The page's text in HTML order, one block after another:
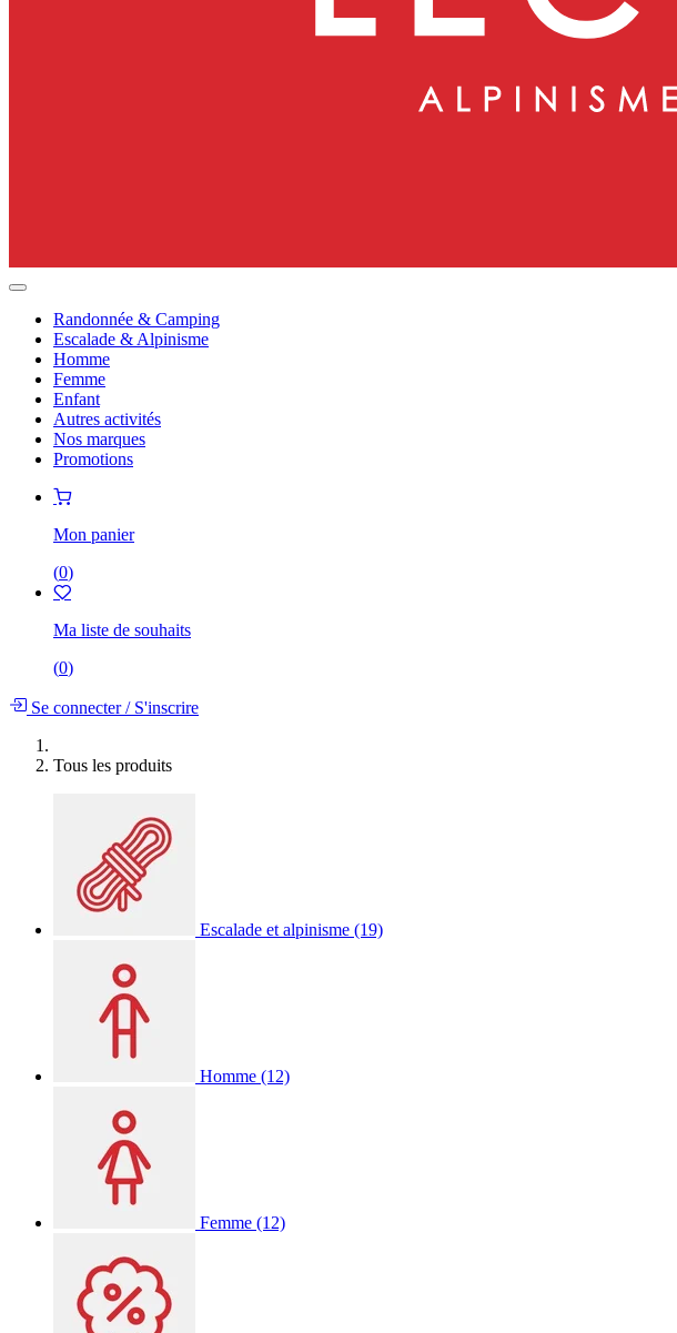
Randonnée & Camping
Escalade & Alpinisme
Homme
Femme
Enfant
Autres activités
Nos marques
Promotions
Mon panier
(0)
Ma liste de souhaits
(0)
Se connecter/S'inscrire
Tous les produits
Escalade et alpinisme (19)
Homme (12)
Femme (12)